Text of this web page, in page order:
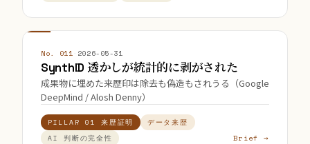
No. 011 2026-05-31
SynthID 透かしが統計的に剥がされた
成果物に埋めた来歴印は除去も偽造もされうる（Google
DeepMind / Alosh Denny）
PILLAR 01 来歴証明
データ来歴
AI 判断の完全性
Brief →